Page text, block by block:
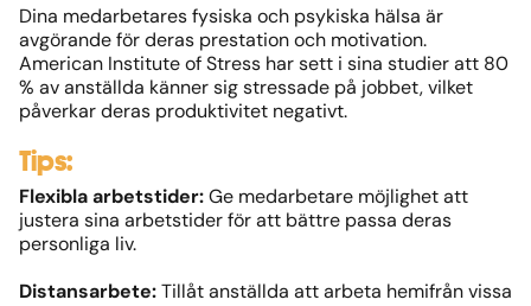
Dina medarbetares fysiska och psykiska hälsa är
avgörande för deras prestation och motivation.
American Institute of Stress har sett i sina studier att 80
% av anställda känner sig stressade på jobbet, vilket
påverkar deras produktivitet negativt.
Tips:
Flexibla arbetstider:Ge medarbetare möjlighet att
justera sina arbetstider för att bättre passa deras
personliga liv.
Distansarbete:Tillåt anställda att arbeta hemifrån vissa